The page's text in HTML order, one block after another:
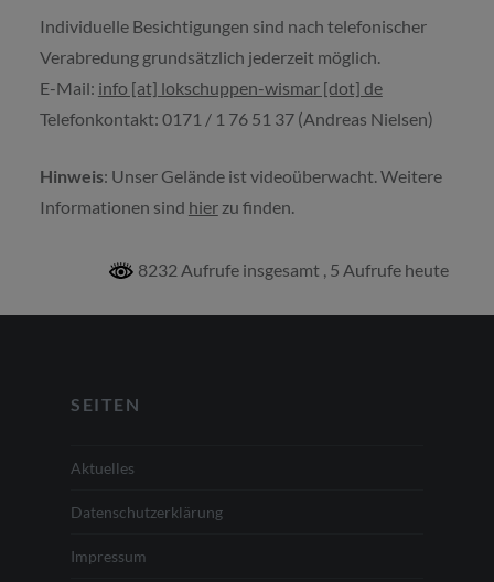
Individuelle Besichtigungen sind nach telefonischer
Verabredung grundsätzlich jederzeit möglich.
E-Mail: info [at] lokschuppen-wismar [dot] de
Telefonkontakt: 0171 / 1 76 51 37 (Andreas Nielsen)
Hinweis: Unser Gelände ist videoüberwacht. Weitere
Informationen sind hierzu finden.
8232 Aufrufe insgesamt , 5 Aufrufe heute
SEITEN
Aktuelles
Datenschutzerklärung
Impressum